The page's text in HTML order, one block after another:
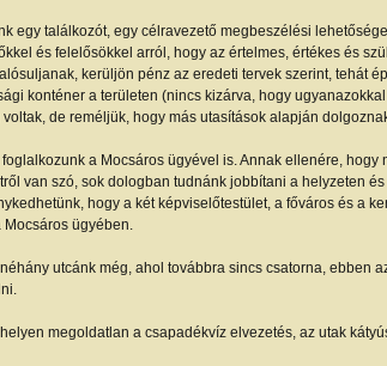
egy találkozót, egy célravezető megbeszélési
és felelősökkel arról, hogy az értelmes, értékes és
kerüljön pénz az eredeti tervek szerint, tehát
konténer a területen (nincs kizárva, hogy
de reméljük, hogy más utasítások alapján
a Mocsáros ügyével is. Annak ellenére, hogy
van szó, sok dologban tudnánk jobbítani a helyzeten
hogy a két képviselőtestület, a főváros és a
Mocsáros ügyében.
utcánk még, ahol továbbra sincs csatorna, ebben
megoldatlan a csapadékvíz elvezetés, az utak